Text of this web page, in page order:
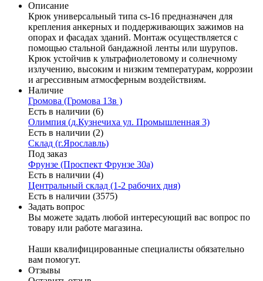
Описание
Крюк универсальный типа cs-16 предназначен для
крепления анкерных и поддерживающих зажимов на
опорах и фасадах зданий. Монтаж осуществляется с
помощью стальной бандажной ленты или шурупов.
Крюк устойчив к ультрафиолетовому и солнечному
излучению, высоким и низким температурам, коррозии
и агрессивным атмосферным воздействиям.
Наличие
Громова (Громова 13в )
Есть в наличии (6)
Олимпия (д.Кузнечиха ул. Промышленная 3)
Есть в наличии (2)
Склад (г.Ярославль)
Под заказ
Фрунзе (Проспект Фрунзе 30а)
Есть в наличии (4)
Центральный склад (1-2 рабочих дня)
Есть в наличии (3575)
Задать вопрос
Вы можете задать любой интересующий вас вопрос по
товару или работе магазина.
Наши квалифицированные специалисты обязательно
вам помогут.
Отзывы